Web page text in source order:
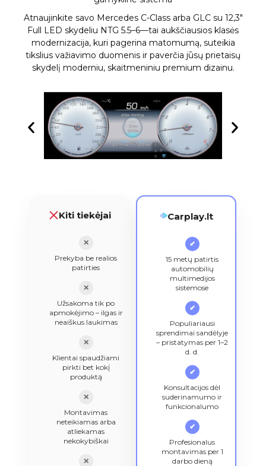
Atnaujinkite savo Mercedes C-Class arba GLC su 12,3″
Full LED skydeliu NTG 5.5–6—tai aukščiausios klasės
modernizacija, kuri pagerina matomumą, suteikia
tikslius važiavimo duomenis ir paverčia jūsų prietaisų
skydelį moderniu, skaitmeniniu premium dizainu.
Kiti tiekėjai
✕
Prekyba be realios
patirties
✕
Užsakoma tik po
apmokėjimo – ilgas ir
neaiškus laukimas
✕
Klientai spaudžiami
pirkti bet kokį
produktą
✕
Montavimas
neteikiamas arba
atliekamas
nekokybiškai
✕
Carplay.lt
✔
15 metų patirtis
automobilių
multimedijos
sistemose
✔
Populiariausi
sprendimai sandėlyje
– pristatymas per 1–2
d. d.
✔
Konsultacijos dėl
suderinamumo ir
funkcionalumo
✔
Profesionalus
montavimas per 1
darbo dieną